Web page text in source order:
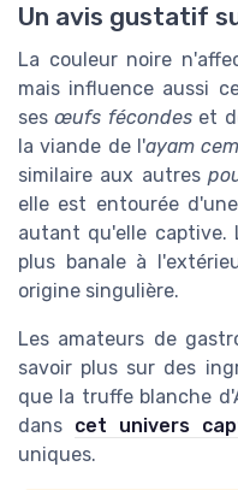
Un avis gustatif
La couleur noire
mais influence aussi
sesœufs fécondeset
la viande de l'ayam
similaire aux autres
elle est entourée
autant qu'elle captive.
plus banale à
origine singulière.
Les amateurs de
savoir plus sur des
que la truffe blanche
dans cet univers
uniques.